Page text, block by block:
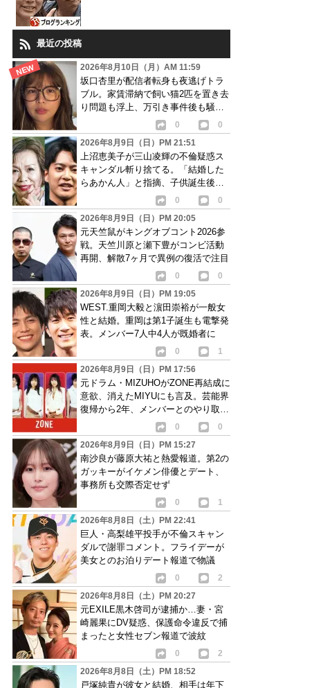
最近の投稿
2026年8月10日（月）AM 11:59
坂口杏里が配信者転身も夜逃げトラ
ブル。家賃滞納で飼い猫2匹を置き去
り問題も浮上、万引き事件後も騒動
0
0
2026年8月9日（日）PM 21:51
上沼恵美子が三山凌輝の不倫疑惑ス
キャンダル斬り捨てる。「結婚した
らあかん人」と指摘、子供誕生後の
0
0
2026年8月9日（日）PM 20:05
元天竺鼠がキングオブコント2026参
戦。天竺川原と瀬下豊がコンビ活動
再開、解散7ヶ月で異例の復活で注目
0
0
2026年8月9日（日）PM 19:05
WEST.重岡大毅と濵田崇裕が一般女
性と結婚。重岡は第1子誕生も電撃発
表。メンバー7人中4人が既婚者に
0
1
2026年8月9日（日）PM 17:56
元ドラム・MIZUHOがZONE再結成に
意欲、消えたMIYUにも言及。芸能界
復帰から2年、メンバーとのやり取り
0
0
2026年8月9日（日）PM 15:27
南沙良が藤原大祐と熱愛報道。第2の
ガッキーがイケメン俳優とデート、
事務所も交際否定せず
0
1
2026年8月8日（土）PM 22:41
巨人・高梨雄平投手が不倫スキャン
ダルで謝罪コメント。フライデーが
美女とのお泊りデート報道で物議
0
2
2026年8月8日（土）PM 20:27
元EXILE黒木啓司が逮捕か…妻・宮
崎麗果にDV疑惑、保護命令違反で捕
まったと女性セブン報道で波紋
0
2
2026年8月8日（土）PM 18:52
戸塚純貴が彼女と結婚、相手は年下